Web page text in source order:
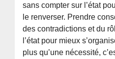
sans compter sur l’état
le renverser. Prendre
des contradictions et du
l’état pour mieux
plus qu’une nécessité,